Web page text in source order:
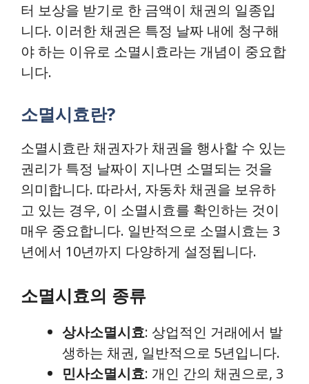
터 보상을 받기로 한 금액이 채권의 일종입
니다. 이러한 채권은 특정 날짜 내에 청구해
야 하는 이유로 소멸시효라는 개념이 중요합
니다.
소멸시효란?
소멸시효란 채권자가 채권을 행사할 수 있는
권리가 특정 날짜이 지나면 소멸되는 것을
의미합니다. 따라서, 자동차 채권을 보유하
고 있는 경우, 이 소멸시효를 확인하는 것이
매우 중요합니다. 일반적으로 소멸시효는 3
년에서 10년까지 다양하게 설정됩니다.
소멸시효의 종류
상사소멸시효: 상업적인 거래에서 발
생하는 채권, 일반적으로 5년입니다.
민사소멸시효: 개인 간의 채권으로, 3